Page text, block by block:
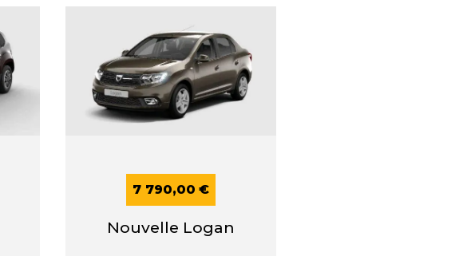
7 790,00 €
Nouvelle Logan